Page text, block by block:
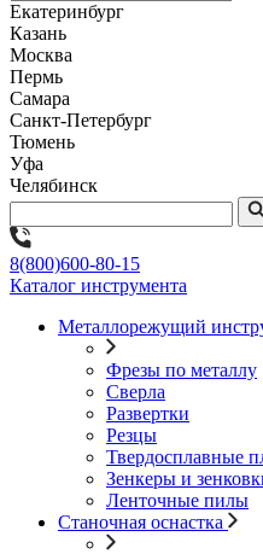
Екатеринбург
Казань
Москва
Пермь
Самара
Санкт-Петербург
Тюмень
Уфа
Челябинск
8(800)600-80-15
Каталог инструмента
Металлорежущий
Фрезы по металлу
Сверла
Развертки
Резцы
Твердосплавные
Зенкеры и
Ленточные пилы
Станочная оснастка